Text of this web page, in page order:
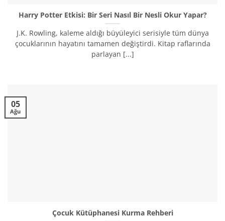
Harry Potter Etkisi: Bir Seri Nasıl Bir Nesli Okur Yapar?
J.K. Rowling, kaleme aldığı büyüleyici serisiyle tüm dünya
çocuklarının hayatını tamamen değiştirdi. Kitap raflarında
parlayan [...]
Çocuk Kütüphanesi Kurma Rehberi
05
Ağu